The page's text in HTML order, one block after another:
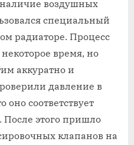
воздушных
специальный
радиаторе. Процесс
время‚ но
аккуратно и
давление в
оно соответствует
этого пришло
клапанов на